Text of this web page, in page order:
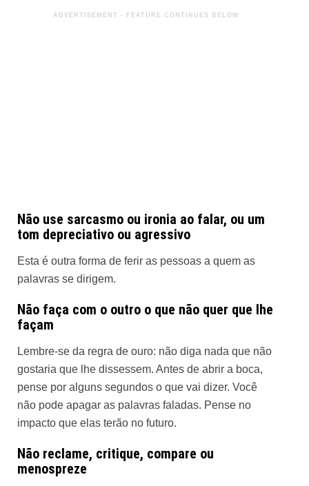
Não use sarcasmo ou ironia ao falar, ou um
tom depreciativo ou agressivo
Esta é outra forma de ferir as pessoas a quem as
palavras se dirigem.
Não faça com o outro o que não quer que lhe
façam
Lembre-se da regra de ouro: não diga nada que não
gostaria que lhe dissessem. Antes de abrir a boca,
pense por alguns segundos o que vai dizer. Você
não pode apagar as palavras faladas. Pense no
impacto que elas terão no futuro.
Não reclame, critique, compare ou
menospreze